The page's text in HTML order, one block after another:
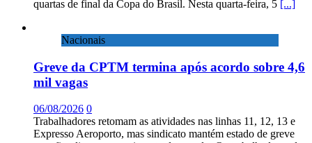
quartas de final da Copa do Brasil. Nesta quarta-feira, 5 [...]
Nacionais
Greve da CPTM termina após acordo sobre 4,6
mil vagas
06/08/2026 0
Trabalhadores retomam as atividades nas linhas 11, 12, 13 e
Expresso Aeroporto, mas sindicato mantém estado de greve